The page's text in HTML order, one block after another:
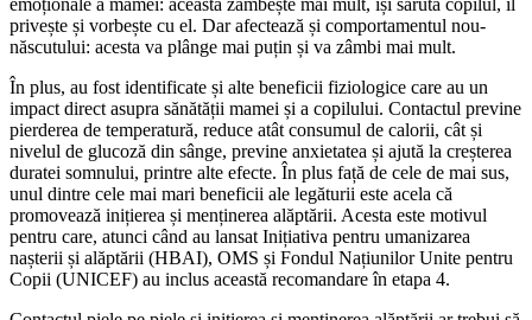
emoționale a mamei: aceasta zâmbește mai mult, își sărută copilul, îl
privește și vorbește cu el. Dar afectează și comportamentul nou-
născutului: acesta va plânge mai puțin și va zâmbi mai mult.
În plus, au fost identificate și alte beneficii fiziologice care au un
impact direct asupra sănătății mamei și a copilului. Contactul previne
pierderea de temperatură, reduce atât consumul de calorii, cât și
nivelul de glucoză din sânge, previne anxietatea și ajută la creșterea
duratei somnului, printre alte efecte. În plus față de cele de mai sus,
unul dintre cele mai mari beneficii ale legăturii este acela că
promovează inițierea și menținerea alăptării. Acesta este motivul
pentru care, atunci când au lansat Inițiativa pentru umanizarea
nașterii și alăptării (HBAI), OMS și Fondul Națiunilor Unite pentru
Copii (UNICEF) au inclus această recomandare în etapa 4.